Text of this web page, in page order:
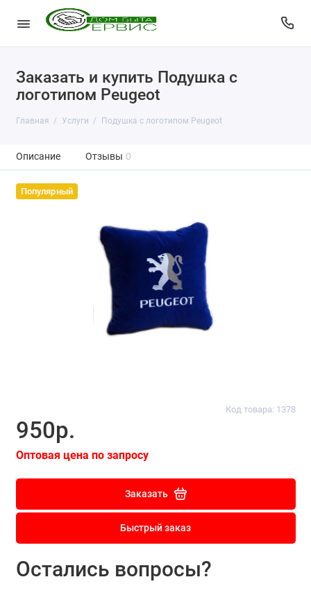
Заказать и купить Подушка с
логотипом Peugeot
Главная Услуги Подушка с логотипом Peugeot
Описание Отзывы 0
Популярный
Код товара: 1378
950р.
Оптовая цена по запросу
Заказать
Быстрый заказ
Остались вопросы?